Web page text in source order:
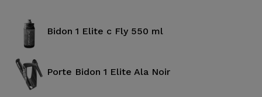
Bidon 1 Elite c Fly 550 ml
Porte Bidon 1 Elite Ala Noir